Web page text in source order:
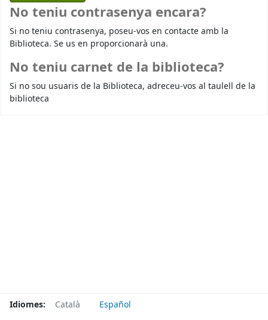
No teniu contrasenya encara?
Si no teniu contrasenya, poseu-vos en contacte amb la
Biblioteca. Se us en proporcionarà una.
No teniu carnet de la biblioteca?
Si no sou usuaris de la Biblioteca, adreceu-vos al taulell de la
biblioteca
Idiomes: Català Español